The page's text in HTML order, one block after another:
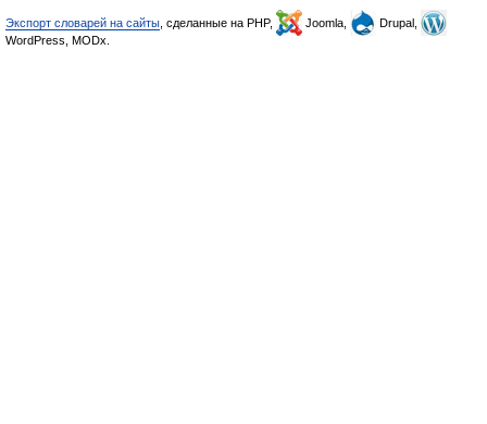
Экспорт словарей на сайты , сделанные на PHP, Joomla,
Drupal,
WordPress, MODx.